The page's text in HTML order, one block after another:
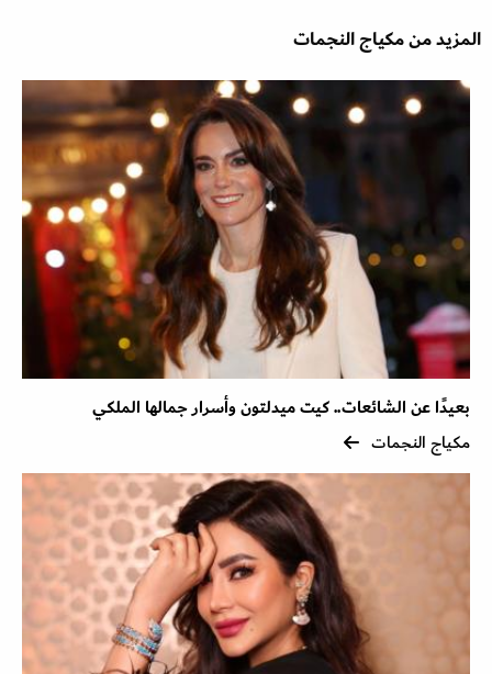
المزيد من مكياج النجمات
بعيدًا عن الشائعات.. كيت ميدلتون وأسرار جمالها الملكي
مكياج النجمات